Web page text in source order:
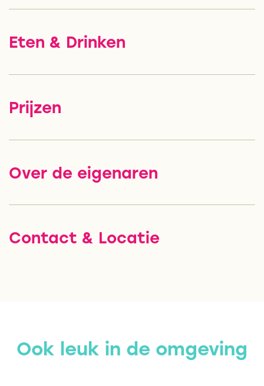
Eten & Drinken
Prijzen
Over de eigenaren
Contact & Locatie
Ook leuk in de omgeving